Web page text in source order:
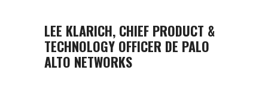
LEE KLARICH, CHIEF PRODUCT &
TECHNOLOGY OFFICER DE PALO
ALTO NETWORKS